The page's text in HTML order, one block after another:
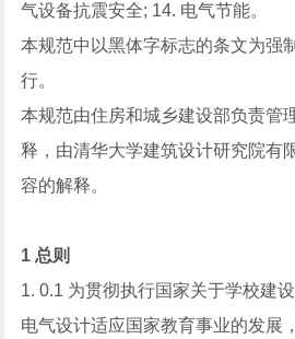
气设备抗震安全; 14. 电气节能。
本规范中以黑体字标志的条文为强
行。
本规范由住房和城乡建设部负责管
释，由清华大学建筑设计研究院有
容的解释。
1 总则
1. 0.1 为贯彻执行国家关于学校建
电气设计适应国家教育事业的发展